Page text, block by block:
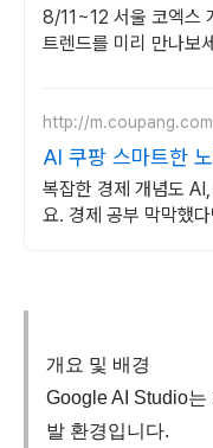
2026
8/11~12 서울 코엑스
트렌드를 미리 만나보
http://m.coupang.com
AI 쿠팡 스마트한
복잡한 경제 개념도
요. 경제 공부 막막했
개요 및 배경
Google AI Studio는
발 환경입니다.